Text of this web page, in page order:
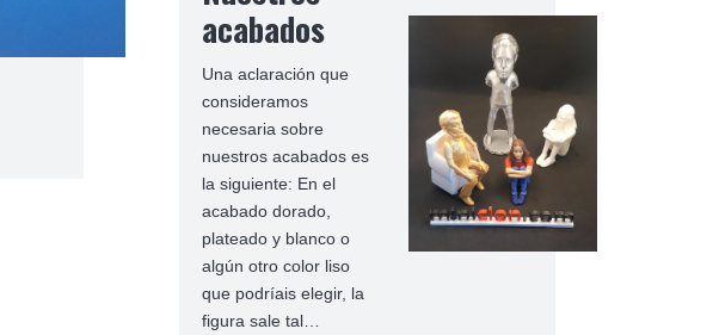
acabados
Una aclaración que
consideramos
necesaria sobre
nuestros acabados es
la siguiente: En el
acabado dorado,
plateado y blanco o
algún otro color liso
que podríais elegir, la
figura sale tal…